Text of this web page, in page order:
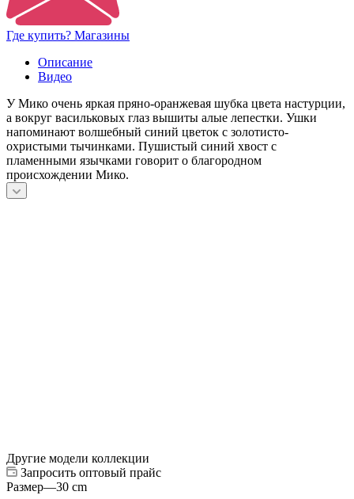
Где купить? Магазины
Описание
Видео
У Мико очень яркая пряно-оранжевая шубка цвета настурции,
а вокруг васильковых глаз вышиты алые лепестки. Ушки
напоминают волшебный синий цветок с золотисто-
охристыми тычинками. Пушистый синий хвост с
пламенными язычками говорит о благородном
происхождении Мико.
Другие модели коллекции
Запросить оптовый прайс
Размер—30 cm